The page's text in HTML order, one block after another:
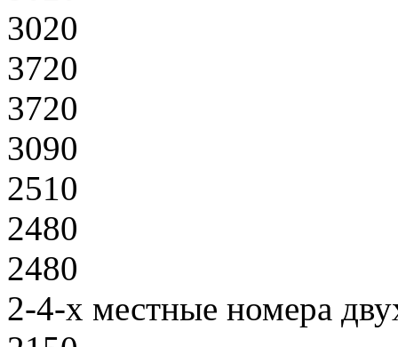
3020
3720
3720
3090
2510
2480
2480
2-4-х местные номера